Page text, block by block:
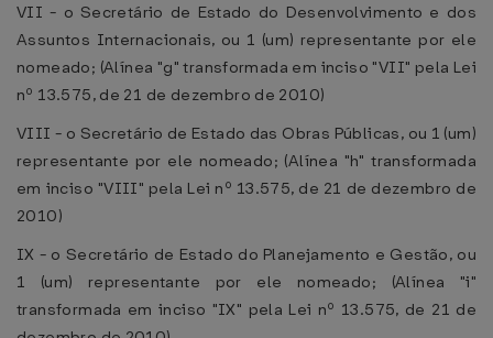
VII - o Secretário de Estado do Desenvolvimento e dos
Assuntos Internacionais, ou 1 (um) representante por ele
nomeado; (Alínea "g" transformada em inciso "VII" pela Lei
nº 13.575, de 21 de dezembro de 2010)
VIII - o Secretário de Estado das Obras Públicas, ou 1 (um)
representante por ele nomeado; (Alínea "h" transformada
em inciso "VIII" pela Lei nº 13.575, de 21 de dezembro de
2010)
IX - o Secretário de Estado do Planejamento e Gestão, ou
1 (um) representante por ele nomeado; (Alínea "i"
transformada em inciso "IX" pela Lei nº 13.575, de 21 de